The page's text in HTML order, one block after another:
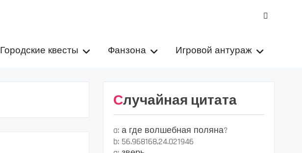
Городские квесты Фанзона Игровой антураж
Случайная цитата
a: а где волшебная поляна?
b: 56.968168,24.021946